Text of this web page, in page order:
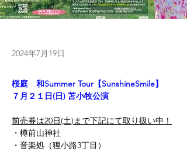
2024年7月19日
桜庭　和Summer Tour【SunshineSmile】
７月２１日(日) 苫小牧公演
前売券は20日(土)まで下記にて取り扱い中！
・樽前山神社
・音楽処（狸小路3丁目）